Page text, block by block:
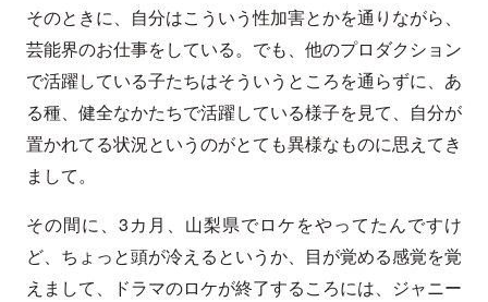
そのときに、自分はこういう性加害とかを通りながら、
芸能界のお仕事をしている。でも、他のプロダクション
で活躍している子たちはそういうところを通らずに、あ
る種、健全なかたちで活躍している様子を見て、自分が
置かれてる状況というのがとても異様なものに思えてき
まして。
その間に、3カ月、山梨県でロケをやってたんですけ
ど、ちょっと頭が冷えるというか、目が覚める感覚を覚
えまして、ドラマのロケが終了するころには、ジャニー